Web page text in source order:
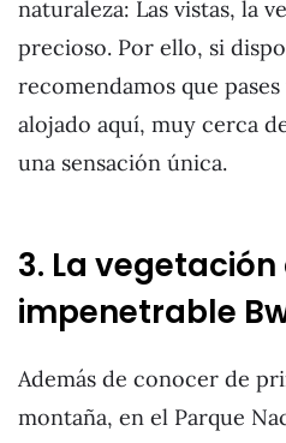
naturaleza: Las vistas, la
precioso. Por ello, si
recomendamos que
alojado aquí, muy cerca
una sensación única.
3. La
impenetrable
Además de conocer de
montaña, en el Parque